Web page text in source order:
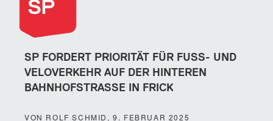
SP FORDERT PRIORITÄT FÜR FUSS- UND
VELOVERKEHR AUF DER HINTEREN
BAHNHOFSTRASSE IN FRICK
VON ROLF SCHMID, 9. FEBRUAR 2025